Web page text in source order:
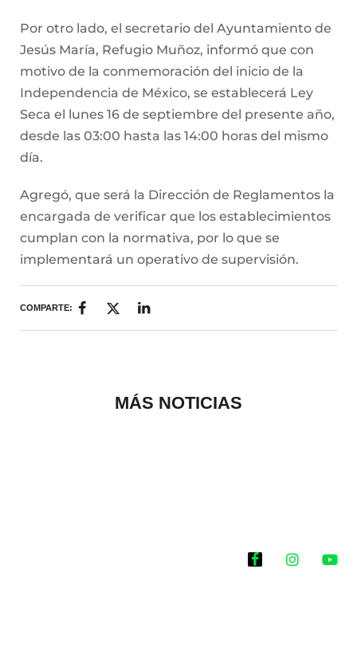
Por otro lado, el secretario del Ayuntamiento de
Jesús María, Refugio Muñoz, informó que con
motivo de la conmemoración del inicio de la
Independencia de México, se establecerá Ley
Seca el lunes 16 de septiembre del presente año,
desde las 03:00 hasta las 14:00 horas del mismo
día.
Agregó, que será la Dirección de Reglamentos la
encargada de verificar que los establecimientos
cumplan con la normativa, por lo que se
implementará un operativo de supervisión.
COMPARTE:
MÁS NOTICIAS